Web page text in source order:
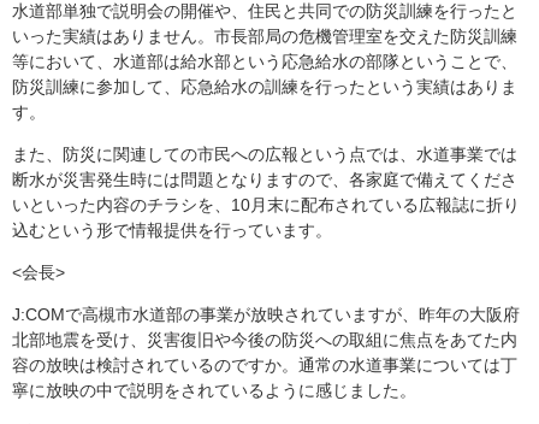
水道部単独で説明会の開催や、住民と共同での防災訓練を行ったと
いった実績はありません。市長部局の危機管理室を交えた防災訓練
等において、水道部は給水部という応急給水の部隊ということで、
防災訓練に参加して、応急給水の訓練を行ったという実績はありま
す。
また、防災に関連しての市民への広報という点では、水道事業では
断水が災害発生時には問題となりますので、各家庭で備えてくださ
いといった内容のチラシを、10月末に配布されている広報誌に折り
込むという形で情報提供を行っています。
<会長>
J:COMで高槻市水道部の事業が放映されていますが、昨年の大阪府
北部地震を受け、災害復旧や今後の防災への取組に焦点をあてた内
容の放映は検討されているのですか。通常の水道事業については丁
寧に放映の中で説明をされているように感じました。